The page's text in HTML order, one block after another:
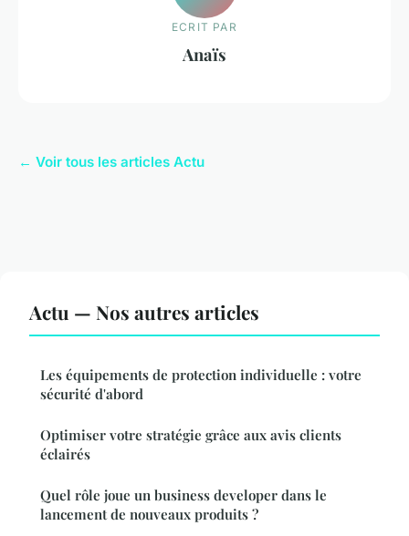
ECRIT PAR
Anaïs
← Voir tous les articles Actu
Actu — Nos autres articles
Les équipements de protection individuelle : votre
sécurité d'abord
Optimiser votre stratégie grâce aux avis clients
éclairés
Quel rôle joue un business developer dans le
lancement de nouveaux produits ?